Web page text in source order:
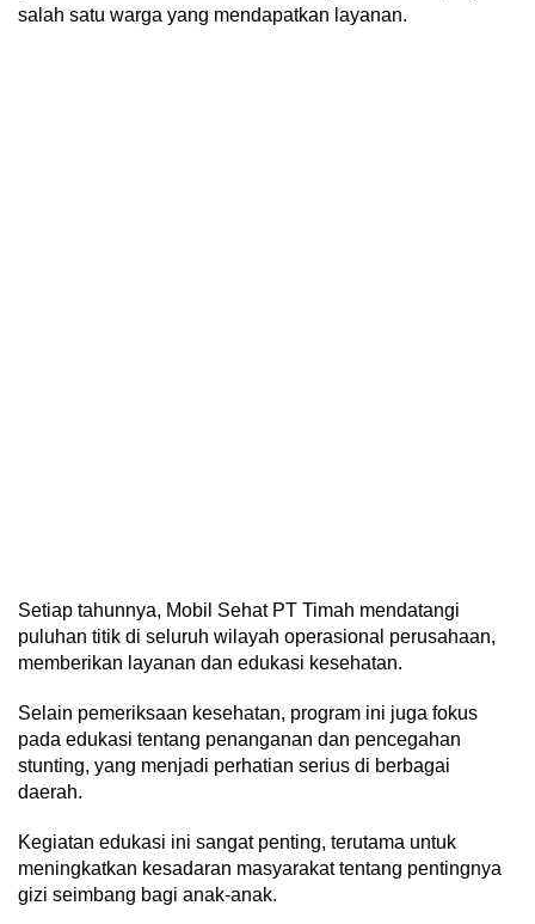
salah satu warga yang mendapatkan layanan.
Setiap tahunnya, Mobil Sehat PT Timah mendatangi
puluhan titik di seluruh wilayah operasional perusahaan,
memberikan layanan dan edukasi kesehatan.
Selain pemeriksaan kesehatan, program ini juga fokus
pada edukasi tentang penanganan dan pencegahan
stunting, yang menjadi perhatian serius di berbagai
daerah.
Kegiatan edukasi ini sangat penting, terutama untuk
meningkatkan kesadaran masyarakat tentang pentingnya
gizi seimbang bagi anak-anak.